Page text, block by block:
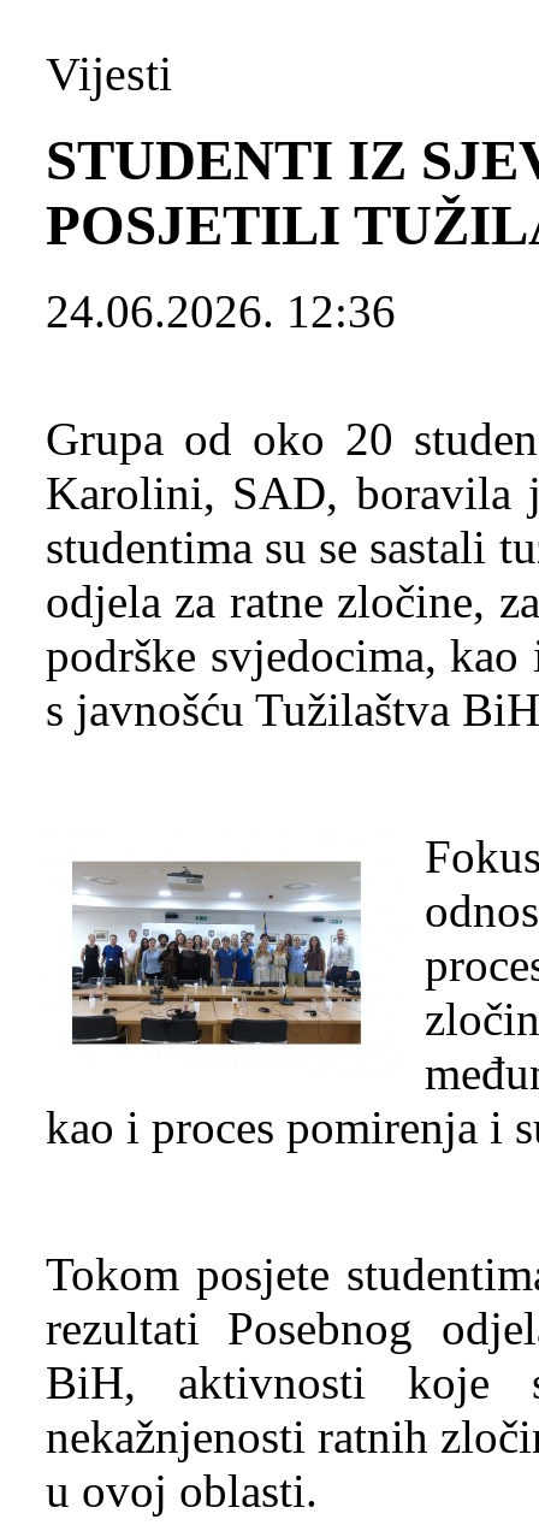
Vijesti
STUDENTI IZ
POSJETILI
24.06.2026. 12:36
Grupa od oko 20
Karolini, SAD, boravila
studentima su se sastali
odjela za ratne zločine,
podrške svjedocima,
s javnošću Tužilaštva
kao i proces pomirenja i
Tokom posjete
rezultati Posebnog
BiH, aktivnosti koje
nekažnjenosti ratnih
u ovoj oblasti.